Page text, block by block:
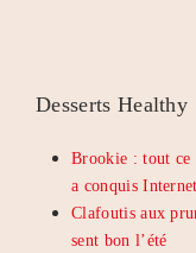
Desserts Healthy
Brookie : tout ce
a conquis
Clafoutis aux
sent bon l’été